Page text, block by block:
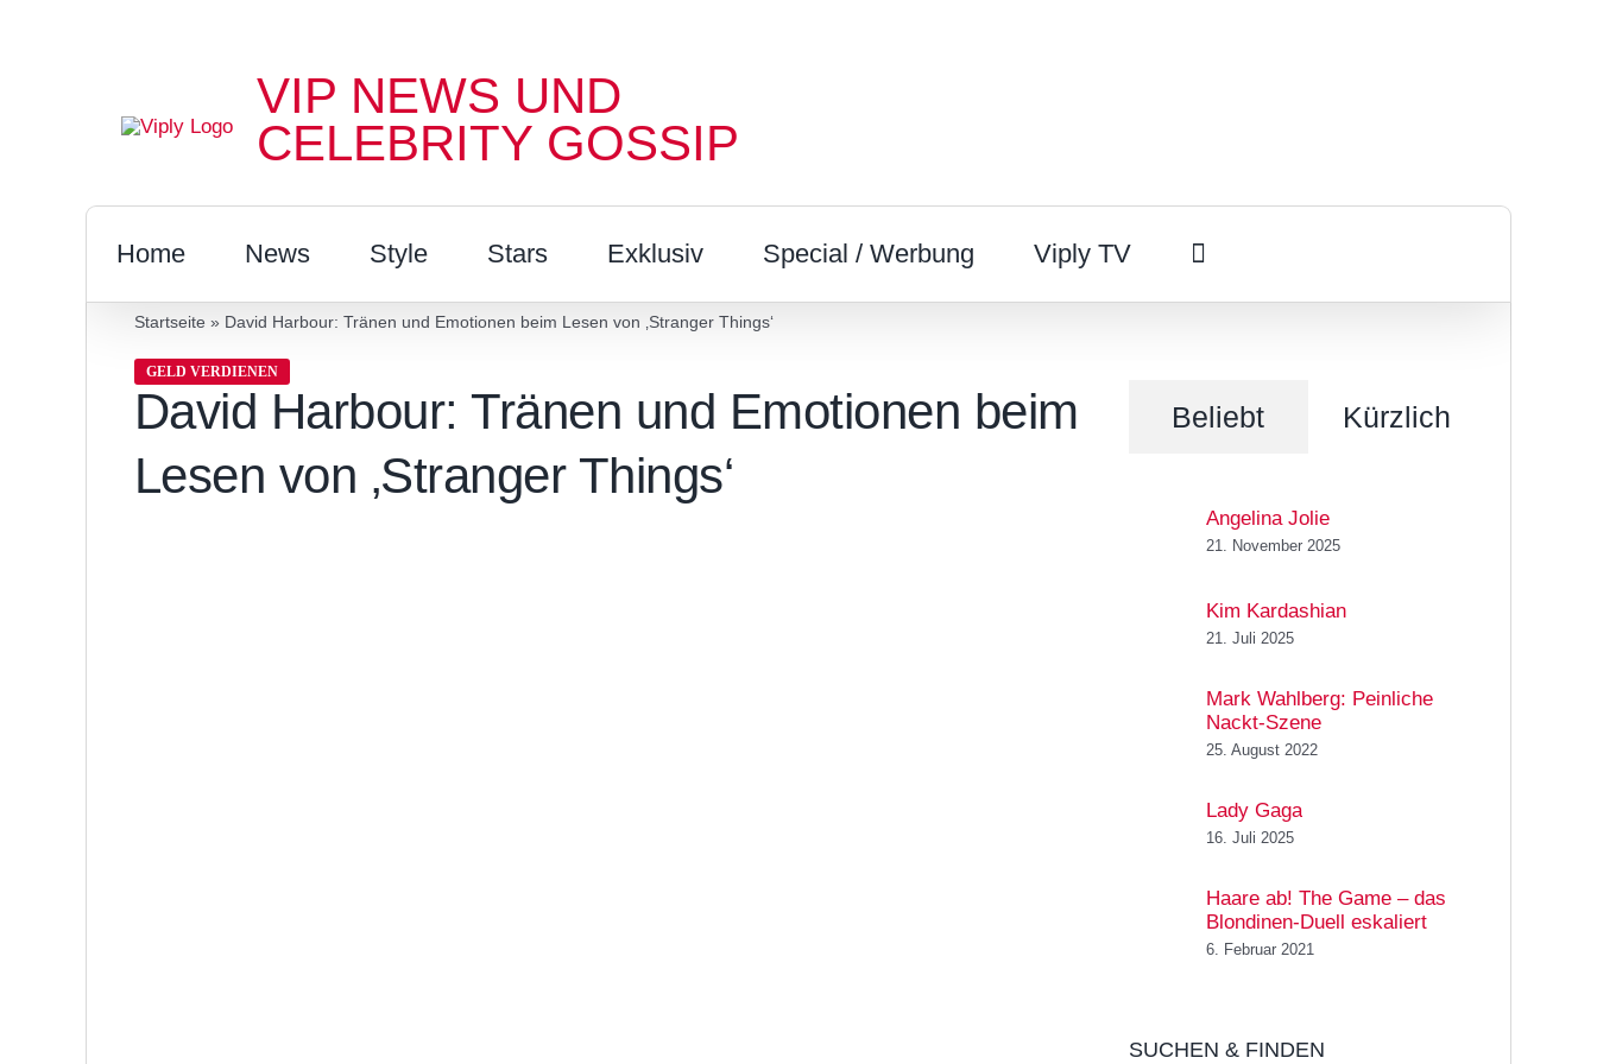
VIP NEWS UND
CELEBRITY GOSSIP
Home News Style Stars Exklusiv Special / Werbung Viply TV
Startseite » David Harbour: Tränen und Emotionen beim Lesen von ‚Stranger Things‘
GELD VERDIENEN
David Harbour: Tränen und Emotionen beim
Lesen von ‚Stranger Things‘
Beliebt Kürzlich
Angelina Jolie
21. November 2025
Kim Kardashian
21. Juli 2025
Mark Wahlberg: Peinliche
Nackt-Szene
25. August 2022
Lady Gaga
16. Juli 2025
Haare ab! The Game – das
Blondinen-Duell eskaliert
6. Februar 2021
SUCHEN & FINDEN